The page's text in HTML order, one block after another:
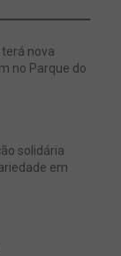
nova
no Parque do
solidária
em